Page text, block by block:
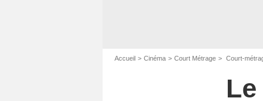
Accueil Cinéma Court Métrage Court-